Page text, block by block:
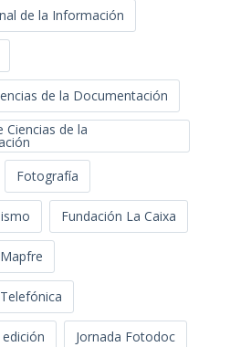
de la Información
de la Documentación
Ciencias de la
Fotografía
Fundación La Caixa
Jornada Fotodoc